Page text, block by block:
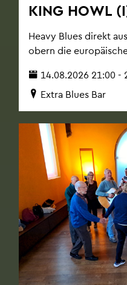
KING HOWL
Heavy Blues di­rekt
obern die
14.08.2026 21:00 -
Extra Blues Bar